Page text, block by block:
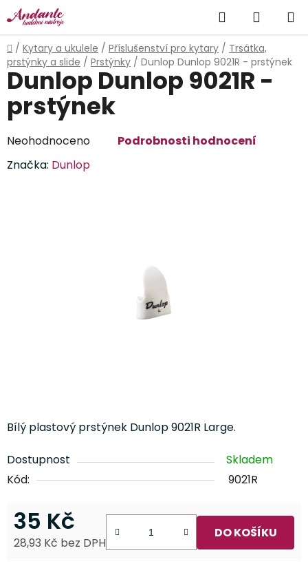
Přejít
na
obsah
Hledat
KOŠÍK
Domů
/ Kytary a ukulele / Příslušenství pro kytary / Trsátka,
prstýnky a slide / Prstýnky / Dunlop Dunlop 9021R - prstýnek
Bílý plastový prstýnek Dunlop 9021R Large.
Dostupnost
Skladem
Kód:
9021R
35 Kč
28,93 Kč bez DPH
DO KOŠÍKU
Dunlop Dunlop 9021R -
prstýnek
Průměrné
produktu
Neohodnoceno
Podrobnosti hodnocení
Značka: Dunlop